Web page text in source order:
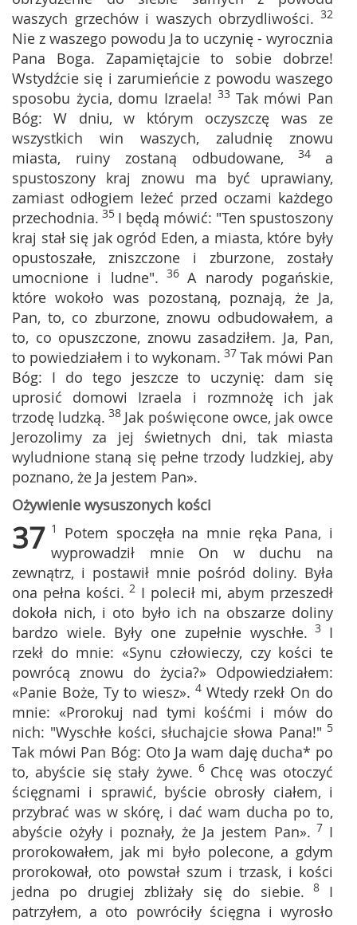
waszych grzechów i waszych obrzydliwości. 32
Nie z waszego powodu Ja to uczynię - wyrocznia
Pana Boga. Zapamiętajcie to sobie dobrze!
Wstydźcie się i zarumieńcie z powodu waszego
sposobu życia, domu Izraela! 33 Tak mówi Pan
Bóg: W dniu, w którym oczyszczę was ze
wszystkich win waszych, zaludnię znowu
miasta, ruiny zostaną odbudowane, 34 a
spustoszony kraj znowu ma być uprawiany,
zamiast odłogiem leżeć przed oczami każdego
przechodnia. 35 I będą mówić: "Ten spustoszony
kraj stał się jak ogród Eden, a miasta, które były
opustoszałe, zniszczone i zburzone, zostały
umocnione i ludne". 36 A narody pogańskie,
które wokoło was pozostaną, poznają, że Ja,
Pan, to, co zburzone, znowu odbudowałem, a
to, co opuszczone, znowu zasadziłem. Ja, Pan,
to powiedziałem i to wykonam. 37 Tak mówi Pan
Bóg: I do tego jeszcze to uczynię: dam się
uprosić domowi Izraela i rozmnożę ich jak
trzodę ludzką. 38 Jak poświęcone owce, jak owce
Jerozolimy za jej świetnych dni, tak miasta
wyludnione staną się pełne trzody ludzkiej, aby
poznano, że Ja jestem Pan».
Ożywienie wysuszonych kości
37 1 Potem spoczęła na mnie ręka Pana, i
wyprowadził mnie On w duchu na
zewnątrz, i postawił mnie pośród doliny. Była
ona pełna kości. 2 I polecił mi, abym przeszedł
dokoła nich, i oto było ich na obszarze doliny
bardzo wiele. Były one zupełnie wyschłe. 3 I
rzekł do mnie: «Synu człowieczy, czy kości te
powrócą znowu do życia?» Odpowiedziałem:
«Panie Boże, Ty to wiesz». 4 Wtedy rzekł On do
mnie: «Prorokuj nad tymi kośćmi i mów do
nich: "Wyschłe kości, słuchajcie słowa Pana!" 5
Tak mówi Pan Bóg: Oto Ja wam daję ducha* po
to, abyście się stały żywe. 6 Chcę was otoczyć
ścięgnami i sprawić, byście obrosły ciałem, i
przybrać was w skórę, i dać wam ducha po to,
abyście ożyły i poznały, że Ja jestem Pan». 7 I
prorokowałem, jak mi było polecone, a gdym
prorokował, oto powstał szum i trzask, i kości
jedna po drugiej zbliżały się do siebie. 8 I
patrzyłem, a oto powróciły ścięgna i wyrosło